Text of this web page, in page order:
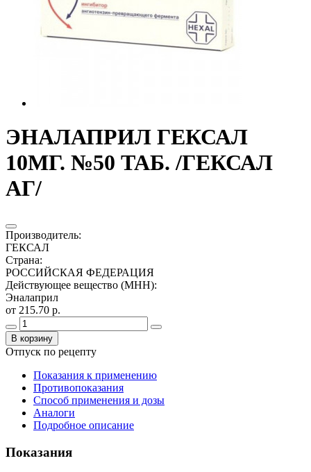
ЭНАЛАПРИЛ ГЕКСАЛ
10МГ. №50 ТАБ. /ГЕКСАЛ
АГ/
Производитель:
ГЕКСАЛ
Страна:
РОССИЙСКАЯ ФЕДЕРАЦИЯ
Действующее вещество (МНН):
Эналаприл
от 215.70 р.
В корзину
Отпуск по рецепту
Показания к применению
Противопоказания
Способ применения и дозы
Аналоги
Подробное описание
Показания